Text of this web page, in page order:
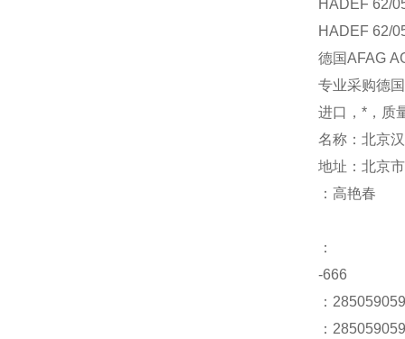
HADEF 62/
HADEF 62/
德国AFAG
专业采购德
进口，*，质
名称：北京
地址：北京
：高艳春
：
-666
：
：